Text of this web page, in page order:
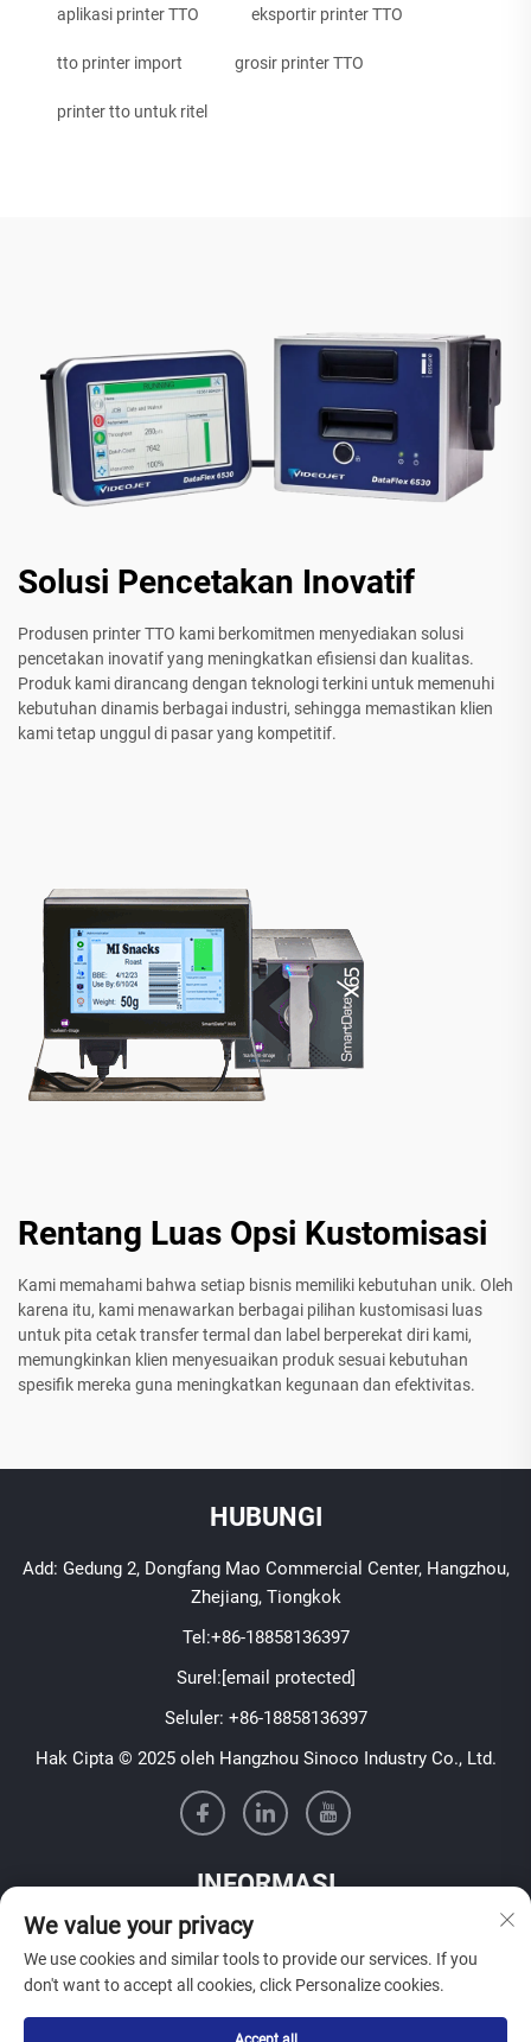
aplikasi printer TTO eksportir printer TTO
tto printer import grosir printer TTO
printer tto untuk ritel
Solusi Pencetakan Inovatif
Produsen printer TTO kami berkomitmen menyediakan solusi
pencetakan inovatif yang meningkatkan efisiensi dan kualitas.
Produk kami dirancang dengan teknologi terkini untuk memenuhi
kebutuhan dinamis berbagai industri, sehingga memastikan klien
kami tetap unggul di pasar yang kompetitif.
Rentang Luas Opsi Kustomisasi
Kami memahami bahwa setiap bisnis memiliki kebutuhan unik. Oleh
karena itu, kami menawarkan berbagai pilihan kustomisasi luas
untuk pita cetak transfer termal dan label berperekat diri kami,
memungkinkan klien menyesuaikan produk sesuai kebutuhan
spesifik mereka guna meningkatkan kegunaan dan efektivitas.
HUBUNGI
Add: Gedung 2, Dongfang Mao Commercial Center, Hangzhou,
Zhejiang, Tiongkok
Tel:+86-18858136397
Surel:[email protected]
Seluler: +86-18858136397
Hak Cipta © 2025 oleh Hangzhou Sinoco Industry Co., Ltd.
INFORMASI
Daftar untuk menerima buletin mingguan kami
We value your privacy
We use cookies and similar tools to provide our services. If you
don't want to accept all cookies, click Personalize cookies.